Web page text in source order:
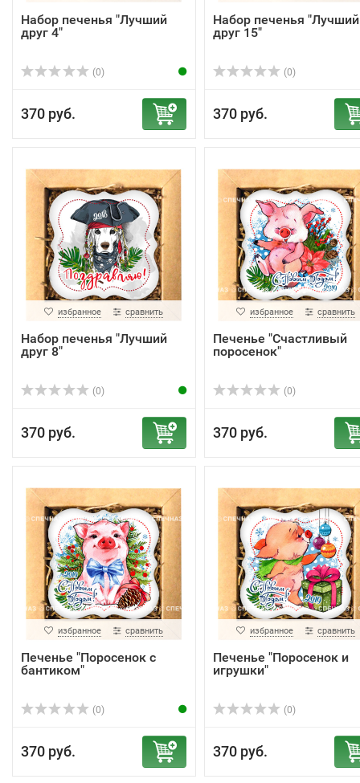
Набор печенья "Лучший
друг 4"
(0)
370 руб.
Набор печенья "Лучший
друг 15"
(0)
370 руб.
избранное сравнить
Набор печенья "Лучший
друг 8"
(0)
370 руб.
избранное сравнить
Печенье "Счастливый
поросенок"
(0)
370 руб.
избранное сравнить
Печенье "Поросенок с
бантиком"
(0)
370 руб.
избранное сравнить
Печенье "Поросенок и
игрушки"
(0)
370 руб.